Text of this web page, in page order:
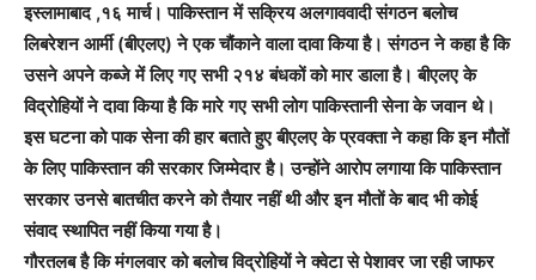
इस्लामाबाद ,१६ मार्च। पाकिस्तान में सक्रिय अलगाववादी संगठन बलोच
लिबरेशन आर्मी (बीएलए) ने एक चौंकाने वाला दावा किया है। संगठन ने कहा है कि
उसने अपने कब्जे में लिए गए सभी २१४ बंधकों को मार डाला है। बीएलए के
विद्रोहियों ने दावा किया है कि मारे गए सभी लोग पाकिस्तानी सेना के जवान थे।
इस घटना को पाक सेना की हार बताते हुए बीएलए के प्रवक्ता ने कहा कि इन मौतों
के लिए पाकिस्तान की सरकार जिम्मेदार है। उन्होंने आरोप लगाया कि पाकिस्तान
सरकार उनसे बातचीत करने को तैयार नहीं थी और इन मौतों के बाद भी कोई
संवाद स्थापित नहीं किया गया है।
गौरतलब है कि मंगलवार को बलोच विद्रोहियों ने क्वेटा से पेशावर जा रही जाफर